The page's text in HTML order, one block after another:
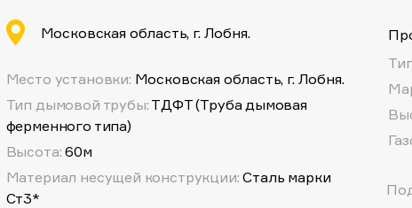
Московская область, г. Лобня.
Место установки: Московская область, г. Лобня.
Тип дымовой трубы: ТДФТ (Труба дымовая
ферменного типа)
Высота: 60м
Материал несущей конструкции: Сталь марки
Ст3*